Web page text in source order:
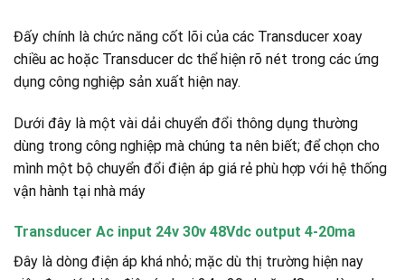
Đấy chính là chức năng cốt lõi của các Transducer xoay
chiều ac hoặc Transducer dc thể hiện rõ nét trong các ứng
dụng công nghiệp sản xuất hiện nay.
Dưới đây là một vài dải chuyển đổi thông dụng thường
dùng trong công nghiệp mà chúng ta nên biết; để chọn cho
mình một bộ chuyển đổi điện áp giá rẻ phù hợp với hệ thống
vận hành tại nhà máy
Transducer Ac input 24v 30v 48Vdc output 4-20ma
Đây là dòng điện áp khá nhỏ; mặc dù thị trường hiện nay